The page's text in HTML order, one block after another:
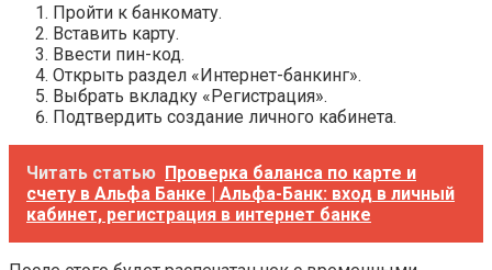
Пройти к банкомату.
Вставить карту.
Ввести пин-код.
Открыть раздел «Интернет-банкинг».
Выбрать вкладку «Регистрация».
Подтвердить создание личного кабинета.
Читать статью Проверка баланса по карте и
счету в Альфа Банке | Альфа-Банк: вход в личный
кабинет, регистрация в интернет банке